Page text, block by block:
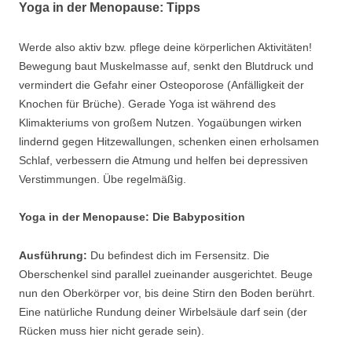
Yoga in der Menopause: Tipps
Werde also aktiv bzw. pflege deine körperlichen Aktivitäten!
Bewegung baut Muskelmasse auf, senkt den Blutdruck und
vermindert die Gefahr einer Osteoporose (Anfälligkeit der
Knochen für Brüche). Gerade Yoga ist während des
Klimakteriums von großem Nutzen. Yogaübungen wirken
lindernd gegen Hitzewallungen, schenken einen erholsamen
Schlaf, verbessern die Atmung und helfen bei depressiven
Verstimmungen. Übe regelmäßig.
Yoga in der Menopause: Die Babyposition
Ausführung: Du befindest dich im Fersensitz. Die
Oberschenkel sind parallel zueinander ausgerichtet. Beuge
nun den Oberkörper vor, bis deine Stirn den Boden berührt.
Eine natürliche Rundung deiner Wirbelsäule darf sein (der
Rücken muss hier nicht gerade sein).